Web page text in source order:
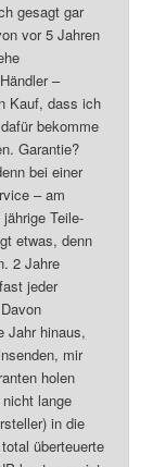
gesagt gar
vor 5 Jahren
–
Kauf, dass ich
bekomme
Garantie?
bei einer
– am
Teile-
etwas, denn
2 Jahre
jeder
Jahr hinaus,
mir
holen
lange
in die
überteuerte